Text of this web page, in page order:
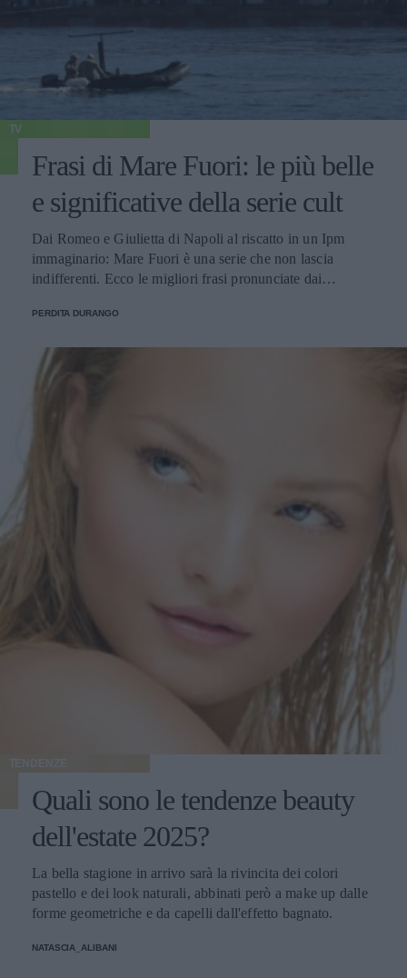
TV
Frasi di Mare Fuori: le più belle
e significative della serie cult
Dai Romeo e Giulietta di Napoli al riscatto in un Ipm
immaginario: Mare Fuori è una serie che non lascia
indifferenti. Ecco le migliori frasi pronunciate dai
PERDITA DURANGO
TENDENZE
Quali sono le tendenze beauty
dell'estate 2025?
La bella stagione in arrivo sarà la rivincita dei colori
pastello e dei look naturali, abbinati però a make up dalle
forme geometriche e da capelli dall'effetto bagnato.
NATASCIA_ALIBANI